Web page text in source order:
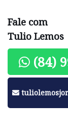
Fale com
Tulio Lemos
(84)